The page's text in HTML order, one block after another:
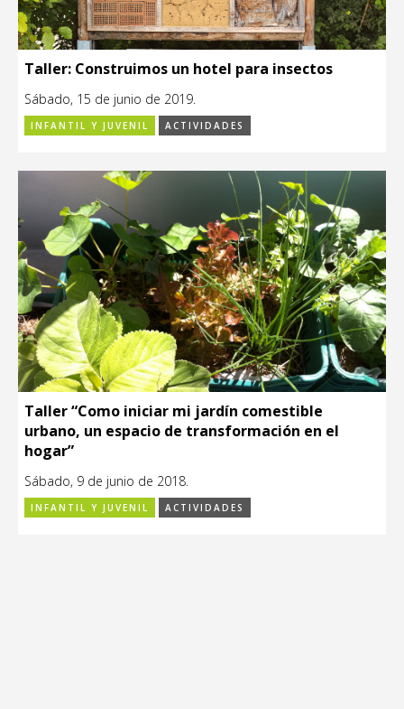
Taller: Construimos un hotel para insectos
Sábado, 15 de junio de 2019.
INFANTIL Y JUVENIL ACTIVIDADES
Taller “Como iniciar mi jardín comestible
urbano, un espacio de transformación en el
hogar”
Sábado, 9 de junio de 2018.
INFANTIL Y JUVENIL ACTIVIDADES